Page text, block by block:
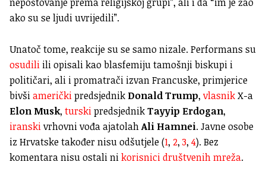
ako su se ljudi uvrijedili”.
Unatoč tome, reakcije su se samo nizale. Performans su
osudili ili opisali kao blasfemiju tamošnji biskupi i
političari, ali i promatrači izvan Francuske, primjerice
bivšiameričkipredsjednik Donald Trump, vlasnikX-a
Elon Musk, turskipredsjednikTayyip Erdogan,
iranskivrhovni vođa ajatolahAli Hamnei. Javne osobe
iz Hrvatske također nisu odšutjele (1, 2, 3, 4). Bez
komentara nisu ostali nikorisnici društvenih mreža.